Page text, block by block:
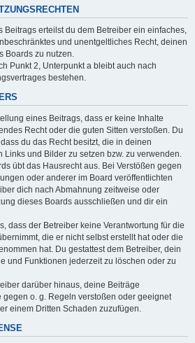
Beitrags erteilst du dem Betreiber ein einfaches,
und unentgeltliches Recht, deinen
Boards zu nutzen.
Punkt 2, Unterpunkt a bleibt auch nach
bestehen.
eines Beitrags, dass er keine Inhalte
Recht oder die guten Sitten verstoßen. Du
du das Recht besitzt, die in deinen
Links und Bilder zu setzen bzw. zu verwenden.
übt das Hausrecht aus. Bei Verstößen gegen
oder anderer im Board veröffentlichten
dich nach Abmahnung zeitweise oder
dieses Boards ausschließen und dir ein
dass der Betreiber keine Verantwortung für die
die er nicht selbst erstellt hat oder die
hat. Du gestattest dem Betreiber, dein
und Funktionen jederzeit zu löschen oder zu
darüber hinaus, deine Beiträge
gegen o. g. Regeln verstoßen oder geeignet
einem Dritten Schaden zuzufügen.